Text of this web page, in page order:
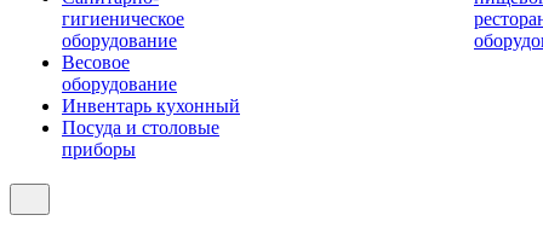
гигиеническое
оборудование
Весовое
оборудование
Инвентарь кухонный
Посуда и столовые
приборы